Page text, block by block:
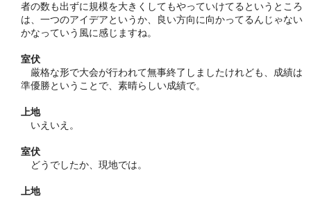
者の数も出ずに規模を大きくしてもやっていけてるというところ
は、一つのアイデアというか、良い方向に向かってるんじゃない
かなっていう風に感じますね。
室伏
厳格な形で大会が行われて無事終了しましたけれども、成績は
準優勝ということで、素晴らしい成績で。
上地
いえいえ。
室伏
どうでしたか、現地では。
上地